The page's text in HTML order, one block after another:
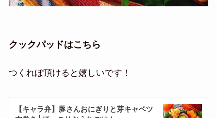
クックパッドはこちら
つくれぽ頂けると嬉しいです！